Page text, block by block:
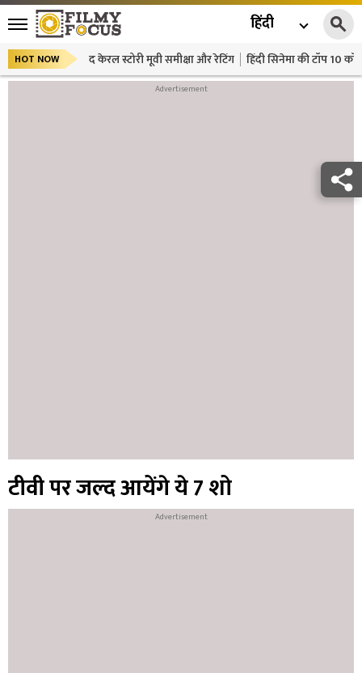
हिंदी
HOT NOW द केरल स्टोरी मूवी समीक्षा और रेटिंग हिंदी सिनेमा की टॉप 10
टीवी पर जल्द आयेंगे ये 7 शो